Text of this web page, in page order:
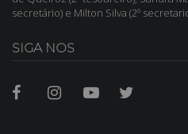
secretário) e Milton Silva (2º
SIGA NOS
FacebookInstagram
Youtube